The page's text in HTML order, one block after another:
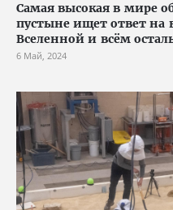
Самая высокая в мире
пустыне ищет ответ
Вселенной и всём
6 Май, 2024